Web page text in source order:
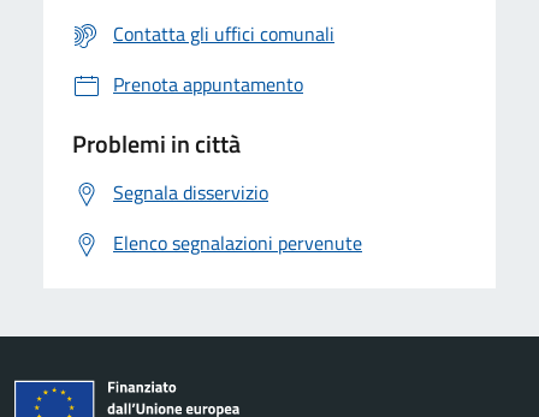
Contatta gli uffici comunali
Prenota appuntamento
Problemi in città
Segnala disservizio
Elenco segnalazioni pervenute